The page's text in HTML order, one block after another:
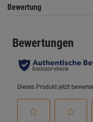
Bewertung